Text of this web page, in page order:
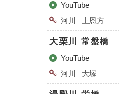
YouTube
河川
上恩方
大栗川 常盤橋
YouTube
河川
大塚